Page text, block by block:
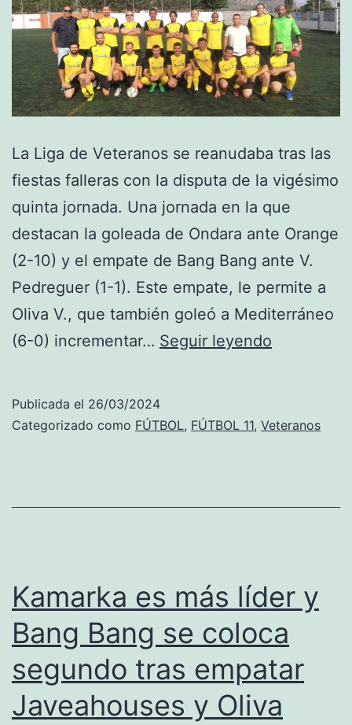
La Liga de Veteranos se reanudaba tras las
fiestas falleras con la disputa de la vigésimo
quinta jornada. Una jornada en la que
destacan la goleada de Ondara ante Orange
(2-10) y el empate de Bang Bang ante V.
Pedreguer (1-1). Este empate, le permite a
Oliva V., que también goleó a Mediterráneo
(6-0) incrementar… Seguir leyendo
la
en
la
que
Bang
Bang
Publicada el 26/03/2024
Categorizado como FÚTBOL, FÚTBOL 11, Veteranos
Kamarka es más líder y
Bang Bang se coloca
segundo tras empatar
Javeahouses y Oliva